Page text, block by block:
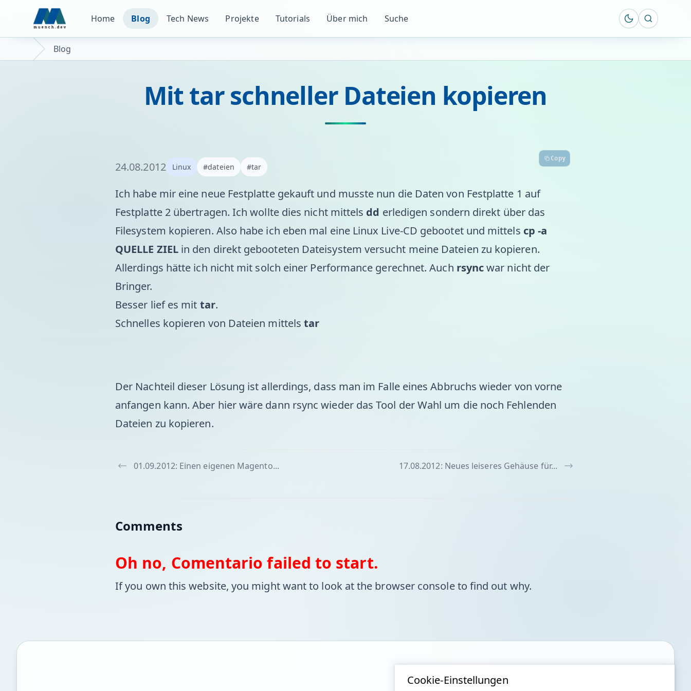
Home Blog Tech News Projekte Tutorials Über mich Suche Suche
Blog
Mit tar schneller Dateien kopieren
24.08.2012 Linux #dateien #tar
Ich habe mir eine neue Festplatte gekauft und musste nun die Daten von Festplatte 1 auf
Festplatte 2 übertragen. Ich wollte dies nicht mittels dd erledigen sondern direkt über das
Filesystem kopieren. Also habe ich eben mal eine Linux Live-CD gebootet und mittels cp -a
QUELLE ZIELin den direkt gebooteten Dateisystem versucht meine Dateien zu kopieren.
Allerdings hätte ich nicht mit solch einer Performance gerechnet. Auch rsyncwar nicht der
Bringer.
Besser lief es mit tar.
Schnelles kopieren von Dateien mittelstar
Copy
Der Nachteil dieser Lösung ist allerdings, dass man im Falle eines Abbruchs wieder von vorne
anfangen kann. Aber hier wäre dann rsync wieder das Tool der Wahl um die noch Fehlenden
Dateien zu kopieren.
01.09.2012: Einen eigenen Magento... 17.08.2012: Neues leiseres Gehäuse für...
Comments
Oh no, Comentario failed to start.
If you own this website, you might want to look at the browser console to find out why.
Cookie-Einstellungen